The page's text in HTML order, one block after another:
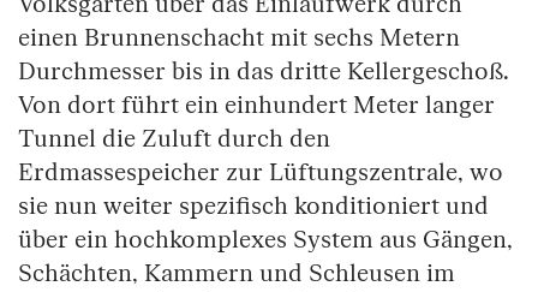
einen Brunnenschacht mit sechs Metern
Durchmesser bis in das dritte Kellergeschoß.
Von dort führt ein einhundert Meter langer
Tunnel die Zuluft durch den
Erdmassespeicher zur Lüftungszentrale, wo
sie nun weiter spezifisch konditioniert und
über ein hochkomplexes System aus Gängen,
Schächten, Kammern und Schleusen im